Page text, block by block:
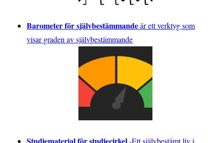
Barometer för självbestämmandeär ett verktyg som
visar graden av självbestämmande